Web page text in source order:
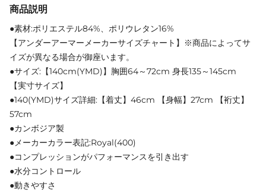
商品説明
●素材:ポリエステル84%、ポリウレタン16%
【アンダーアーマーメーカーサイズチャート】※商品によってサ
イズが異なる場合が御座います。
●サイズ:【140cm(YMD)】胸囲64～72cm 身長135～145cm
【実寸サイズ】
●140(YMD)サイズ詳細:【着丈】46cm 【身幅】27cm 【裄丈】
57cm
●カンボジア製
●メーカーカラー表記:Royal(400)
●コンプレッションがパフォーマンスを引き出す
●水分コントロール
●動きやすさ